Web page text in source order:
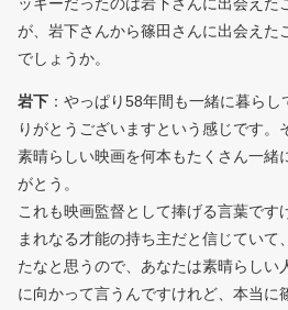
が、岩下さんから篠田さんに出会えた
でしょうか。
岩下 ：やっぱり58年間も一緒に暮ら
りがとうございますという感じです。
素晴らしい映画を何本もたくさん一緒
がとう。
これも映画監督として捧げる言葉です
まれなる才能の持ち主だと信じていて
たなと思うので、あなたは素晴らしい
に向かって言うんですけれど、本当に